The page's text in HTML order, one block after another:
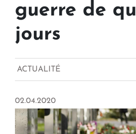
guerre de
jours
ACTUALITÉ
02.04.2020